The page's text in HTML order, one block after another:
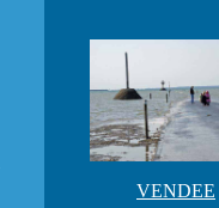
VENDEE